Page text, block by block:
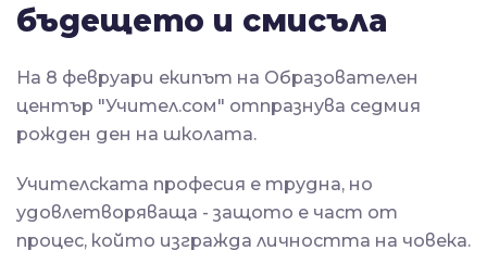
бъдещето и смисъла
На 8 февруари екипът на Образователен
център "Учител.сом" отпразнува седмия
рожден ден на школата.
Учителската професия е трудна, но
удовлетворяваща - защото е част от
процес, който изгражда личността на човека.